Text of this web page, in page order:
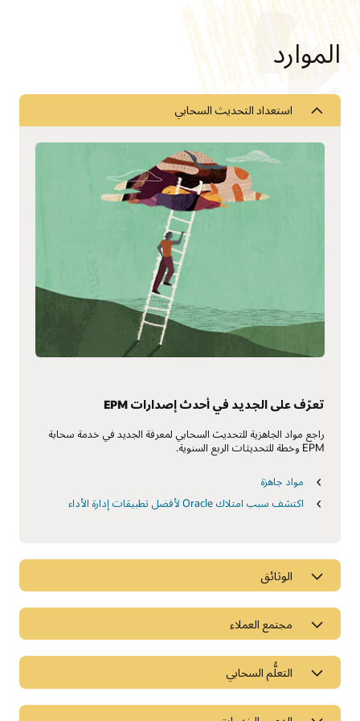
الموارد
استعداد التحديث السحابي
تعرّف على الجديد في أحدث إصدارات EPM
راجع مواد الجاهزية للتحديث السحابي لمعرفة الجديد في خدمة سحابة
EPM وخطة للتحديثات الربع السنوية.
مواد جاهزة
اكتشف سبب امتلاك Oracle لأفضل تطبيقات إدارة الأداء
الوثائق
مجتمع العملاء
التعلُّم السحابي